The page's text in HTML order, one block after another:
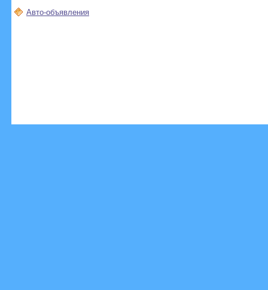
Авто-объявления